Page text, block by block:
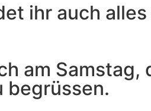
ihr auch
am Samstag,
begrüssen.